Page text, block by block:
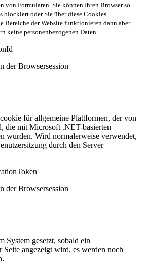
von Formularen. Sie können Ihren Browser so
blockiert oder Sie über diese Cookies
Bereiche der Website funktionieren dann aber
keine personenbezogenen Daten.
der Browsersession
für allgemeine Plattformen, der von
die mit Microsoft .NET-basierten
wurden. Wird normalerweise verwendet,
durch den Server
der Browsersession
System gesetzt, sobald ein
angezeigt wird, es werden noch